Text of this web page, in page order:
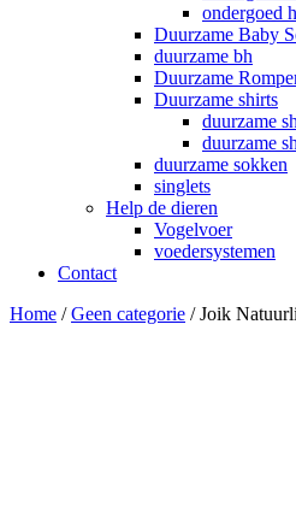
ondergoed
Duurzame Baby
duurzame bh
Duurzame
Duurzame shirts
duurzame
duurzame
duurzame sokken
singlets
Help de dieren
Vogelvoer
voedersystemen
Contact
Home /Geen categorie / Joik